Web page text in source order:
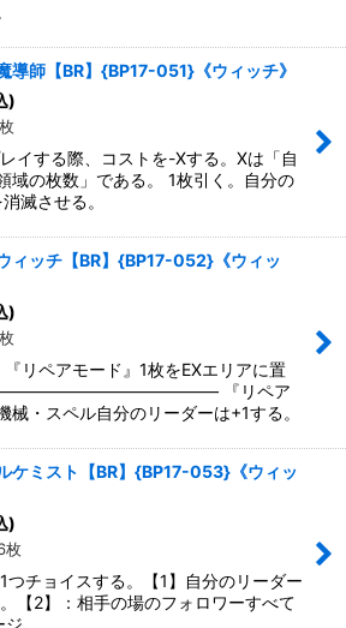
導師【BR】{BP17-051}《ウィッチ》
)
イする際、コストを-Xする。Xは「自
域の枚数」である。 1枚引く。自分の
滅させる。
ィッチ【BR】{BP17-052}《ウィッ
)
『リペアモード』1枚をEXエリアに置
『リペア
械・スペル自分のリーダーは+1する。
ケミスト【BR】{BP17-053}《ウィッ
)
枚
つチョイスする。【1】自分のリーダー
【2】：相手の場のフォロワーすべて
。